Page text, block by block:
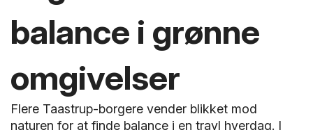
balance i grønne
omgivelser
Flere Taastrup-borgere vender blikket mod
naturen for at finde balance i en travl hverdag. I